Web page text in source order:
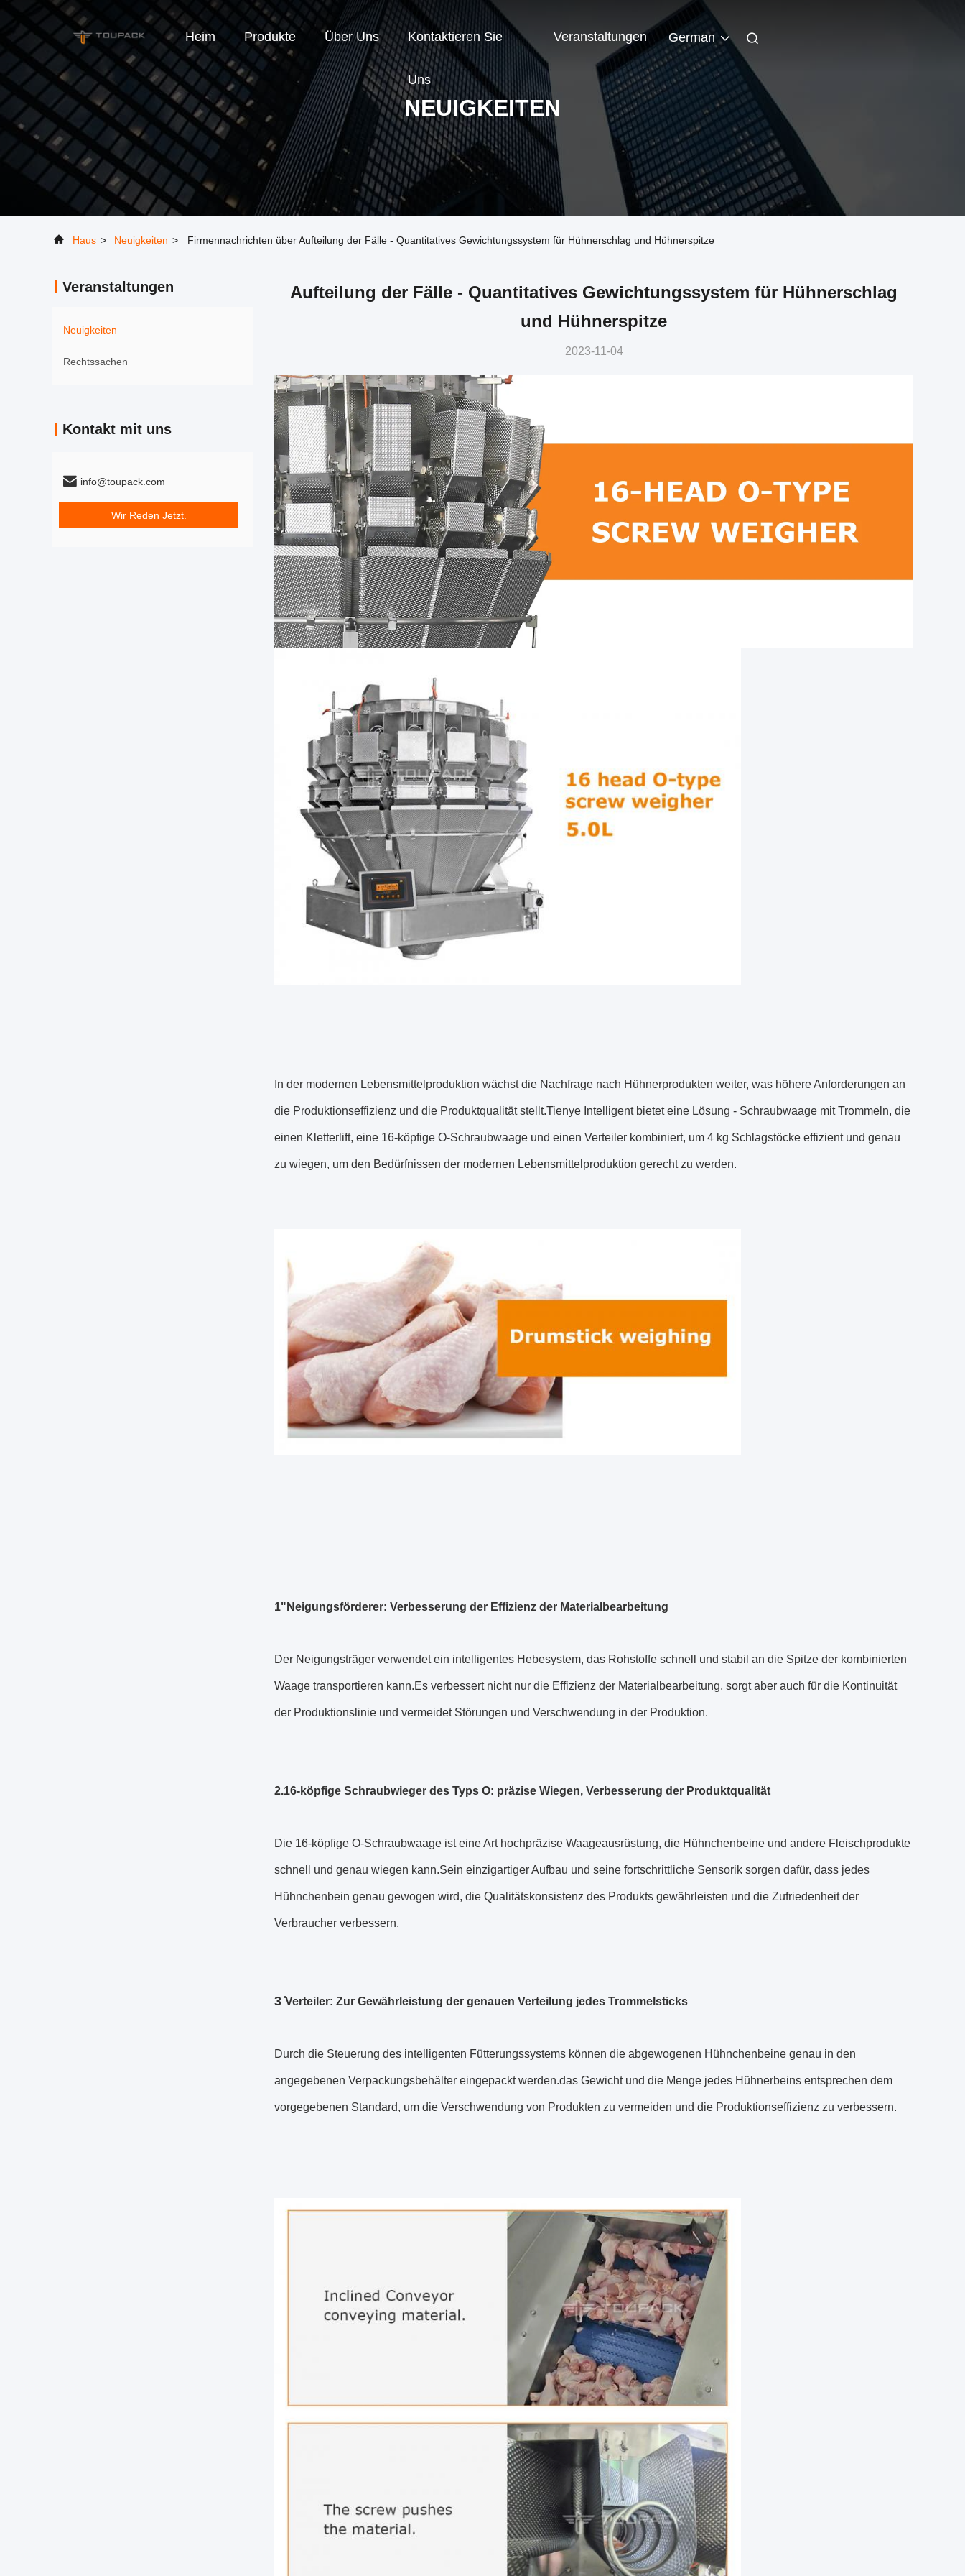
Heim Produkte Über Uns Kontaktieren Sie
Uns
Veranstaltungen German
NEUIGKEITEN
Haus > Neuigkeiten > Firmennachrichten über Aufteilung der Fälle - Quantitatives Gewichtungssystem für Hühnerschlag und Hühnerspitze
Veranstaltungen
Neuigkeiten
Rechtssachen
Kontakt mit uns
info@toupack.com
Wir Reden Jetzt.
Aufteilung der Fälle - Quantitatives Gewichtungssystem für Hühnerschlag
und Hühnerspitze
2023-11-04
In der modernen Lebensmittelproduktion wächst die Nachfrage nach Hühnerprodukten weiter, was höhere Anforderungen an
die Produktionseffizienz und die Produktqualität stellt.Tienye Intelligent bietet eine Lösung - Schraubwaage mit Trommeln, die
einen Kletterlift, eine 16-köpfige O-Schraubwaage und einen Verteiler kombiniert, um 4 kg Schlagstöcke effizient und genau
zu wiegen, um den Bedürfnissen der modernen Lebensmittelproduktion gerecht zu werden.
1"Neigungsförderer: Verbesserung der Effizienz der Materialbearbeitung
Der Neigungsträger verwendet ein intelligentes Hebesystem, das Rohstoffe schnell und stabil an die Spitze der kombinierten
Waage transportieren kann.Es verbessert nicht nur die Effizienz der Materialbearbeitung, sorgt aber auch für die Kontinuität
der Produktionslinie und vermeidet Störungen und Verschwendung in der Produktion.
2.16-köpfige Schraubwieger des Typs O: präzise Wiegen, Verbesserung der Produktqualität
Die 16-köpfige O-Schraubwaage ist eine Art hochpräzise Waageausrüstung, die Hühnchenbeine und andere Fleischprodukte
schnell und genau wiegen kann.Sein einzigartiger Aufbau und seine fortschrittliche Sensorik sorgen dafür, dass jedes
Hühnchenbein genau gewogen wird, die Qualitätskonsistenz des Produkts gewährleisten und die Zufriedenheit der
Verbraucher verbessern.
3 ̊Verteiler: Zur Gewährleistung der genauen Verteilung jedes Trommelsticks
Durch die Steuerung des intelligenten Fütterungssystems können die abgewogenen Hühnchenbeine genau in den
angegebenen Verpackungsbehälter eingepackt werden.das Gewicht und die Menge jedes Hühnerbeins entsprechen dem
vorgegebenen Standard, um die Verschwendung von Produkten zu vermeiden und die Produktionseffizienz zu verbessern.